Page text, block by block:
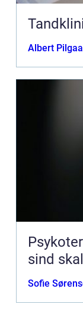
Albert
Psykoterapi
sind
Sofie